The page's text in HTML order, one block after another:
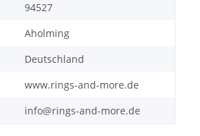
94527
Aholming
Deutschland
www.rings-and-more.de
info@rings-and-more.de